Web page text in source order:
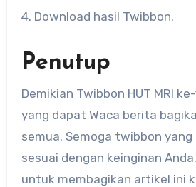
4. Download hasil Twibbon.
Penutup
Demikian Twibbon HUT MRI
yang dapat Waca berita
semua. Semoga twibbon yang
sesuai dengan keinginan
untuk membagikan artikel ini